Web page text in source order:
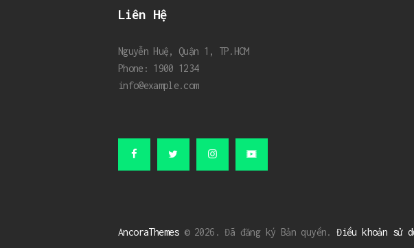
Liên Hệ
Nguyễn Huệ, Quận 1, TP.HCM
Phone: 1900 1234
info@example.com
AncoraThemes© 2026. Đã đăng ký Bản quyền.Điều khoản sử